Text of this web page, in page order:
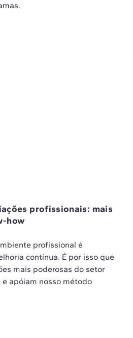
profissionais: mais
how
profissional é
contínua. É por isso que
mais poderosas do setor
apóiam nosso método